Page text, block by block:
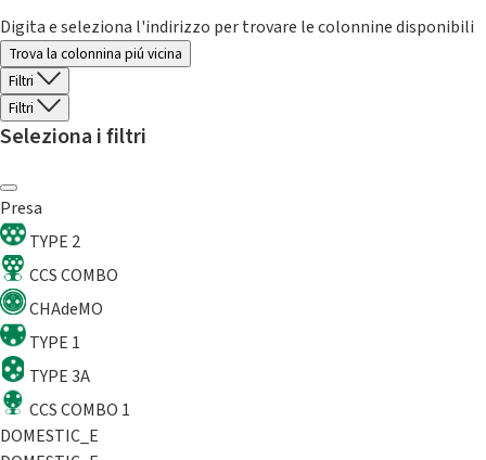
Digita e seleziona l'indirizzo per trovare le colonnine disponibili
Trova la colonnina piú vicina
Filtri
Filtri
Seleziona i filtri
Presa
TYPE 2
CCS COMBO
CHAdeMO
TYPE 1
TYPE 3A
CCS COMBO 1
DOMESTIC_E